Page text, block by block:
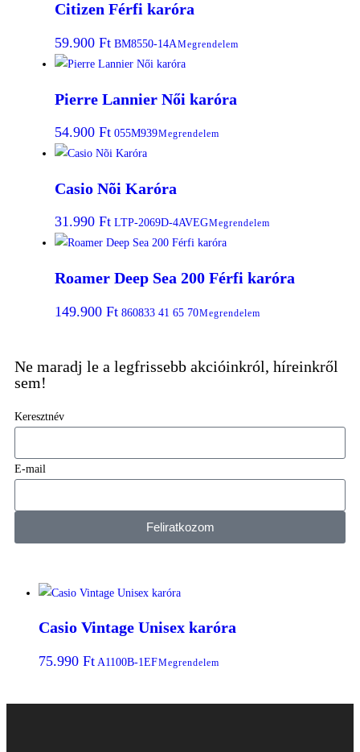
Citizen Férfi karóra
59.900 Ft BM8550-14AMegrendelem
Pierre Lannier Női karóra
54.900 Ft 055M939Megrendelem
Casio Nõi Karóra
31.990 Ft LTP-2069D-4AVEGMegrendelem
Roamer Deep Sea 200 Férfi karóra
149.900 Ft 860833 41 65 70Megrendelem
Ne maradj le a legfrissebb akcióinkról, híreinkről
sem!
Keresztnév
E-mail
Feliratkozom
Casio Vintage Unisex karóra
75.990 Ft A1100B-1EFMegrendelem